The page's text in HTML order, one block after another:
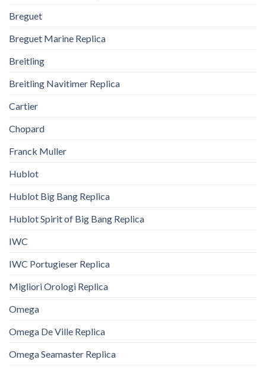
Breguet
Breguet Marine Replica
Breitling
Breitling Navitimer Replica
Cartier
Chopard
Franck Muller
Hublot
Hublot Big Bang Replica
Hublot Spirit of Big Bang Replica
IWC
IWC Portugieser Replica
Migliori Orologi Replica
Omega
Omega De Ville Replica
Omega Seamaster Replica